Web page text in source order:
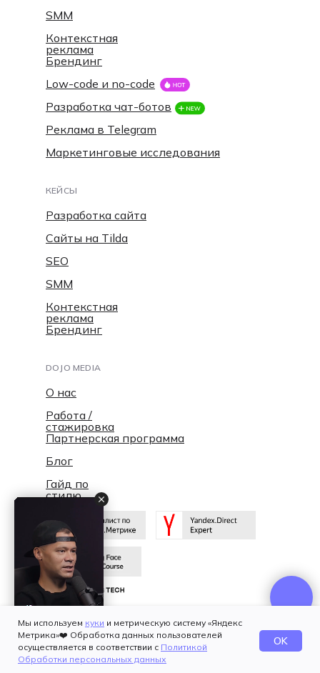
Разработка сайта
О нас
Сайты на Tilda
Работа /
стажировка
SEO
Партнерская программа
SMM
SMM
Блог
Контекстная
реклама
Контекстная
реклама
Гайд по
стилю
Брендинг
Брендинг
КЕЙСЫ
DOJO MEDIA
© DOJO MEDIA 2026
Политика конфиденциальности
Low-code и no-code
Разработка чат-ботов
Реклама в Telegram
Маркетинговые исследования
Мы используем куки и метрическую систему «Яндекс
Метрика»❤️ Обработка данных пользователей
осуществляется в соответствии с Политикой
Обработки персональных данных
OK